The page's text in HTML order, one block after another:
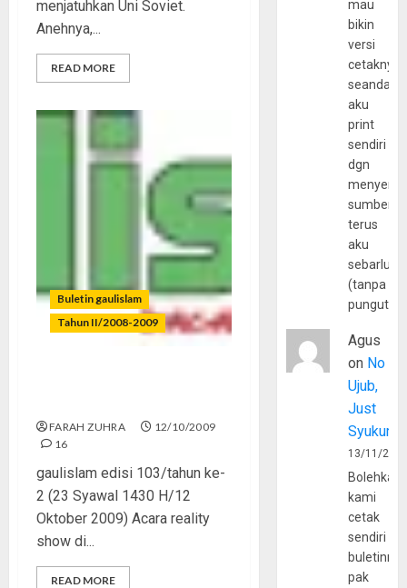
menjatuhkan Uni Soviet.
Anehnya,...
READ MORE
Buletin gaulislam
Tahun II/2008-2009
FARAH ZUHRA
12/10/2009
16
gaulislam edisi 103/tahun ke-
2 (23 Syawal 1430 H/12
Oktober 2009) Acara reality
show di...
READ MORE
mau
bikin
versi
cetaknya
aku
print
sendiri
dgn
sumber
terus
aku
(tanpa
Agus
on No
Ujub,
Just
Syukur
13/11/
Bolehkah
kami
cetak
sendiri
pak